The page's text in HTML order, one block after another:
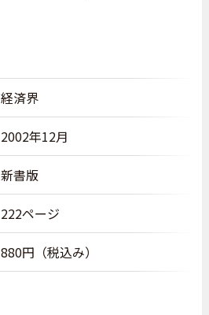
経済界
2002年12月
新書版
222ページ
880円（税込み）